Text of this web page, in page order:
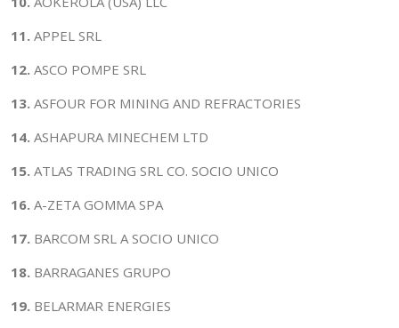
11. APPEL SRL
12. ASCO POMPE SRL
13. ASFOUR FOR MINING AND REFRACTORIES
14. ASHAPURA MINECHEM LTD
15. ATLAS TRADING SRL CO. SOCIO UNICO
16. A-ZETA GOMMA SPA
17. BARCOM SRL A SOCIO UNICO
18. BARRAGANES GRUPO
19. BELARMAR ENERGIES